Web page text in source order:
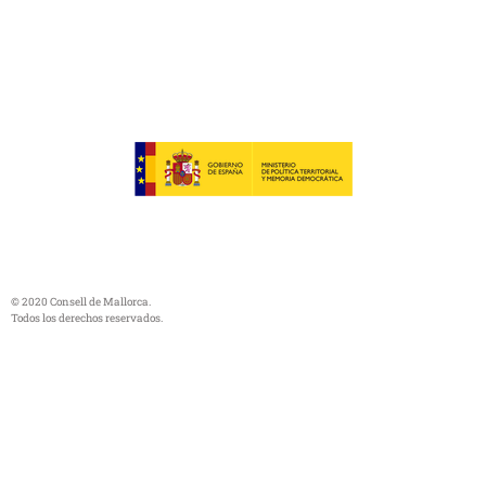
© 2020 Consell de Mallorca.
Todos los derechos reservados.